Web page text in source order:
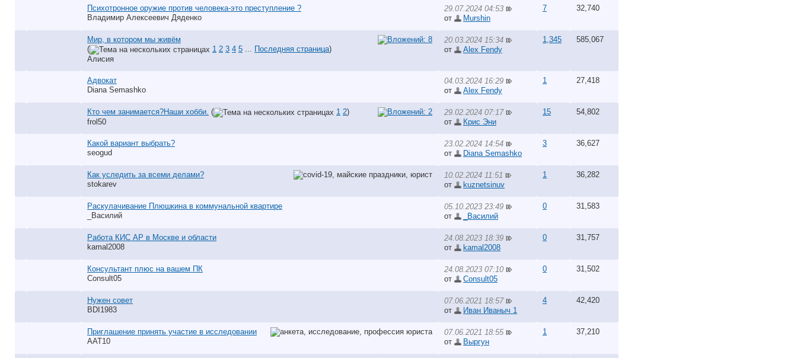
Психотронное оружие против человека-это преступление ?
Владимир Алексеевич Дяденко
29.07.2024 04:53
от
Murshin
7 32,740
Мир, в котором мы живём
(
1 2 3 4 5 ... Последняя страница)
Алисия
20.03.2024 15:34
от
Alex Fendy
1,345 585,067
Адвокат
Diana Semashko
04.03.2024 16:29
от
Alex Fendy
1 27,418
Кто чем занимается?Наши хобби. ( 1 2)
frol50
29.02.2024 07:17
от
Крис Эни
15 54,802
Какой вариант выбрать?
seogud
23.02.2024 14:54
от
Diana Semashko
3 36,627
Как уследить за всеми делами?
stokarev
10.02.2024 11:51
от
kuznetsinuv
1 36,282
Раскулачивание Плюшкина в коммунальной квартире
_Василий
05.10.2023 23:49
от
_Василий
0 31,583
Работа КИС АР в Москве и области
kamal2008
24.08.2023 18:39
от
kamal2008
0 31,757
Консультант плюс на вашем ПК
Consult05
24.08.2023 07:10
от
Consult05
0 31,502
Нужен совет
BDI1983
07.06.2021 18:57
от
Иван Иваныч 1
4 42,420
Приглашение принять участие в исследовании
AAT10
07.06.2021 18:55
от
Выргун
1 37,210